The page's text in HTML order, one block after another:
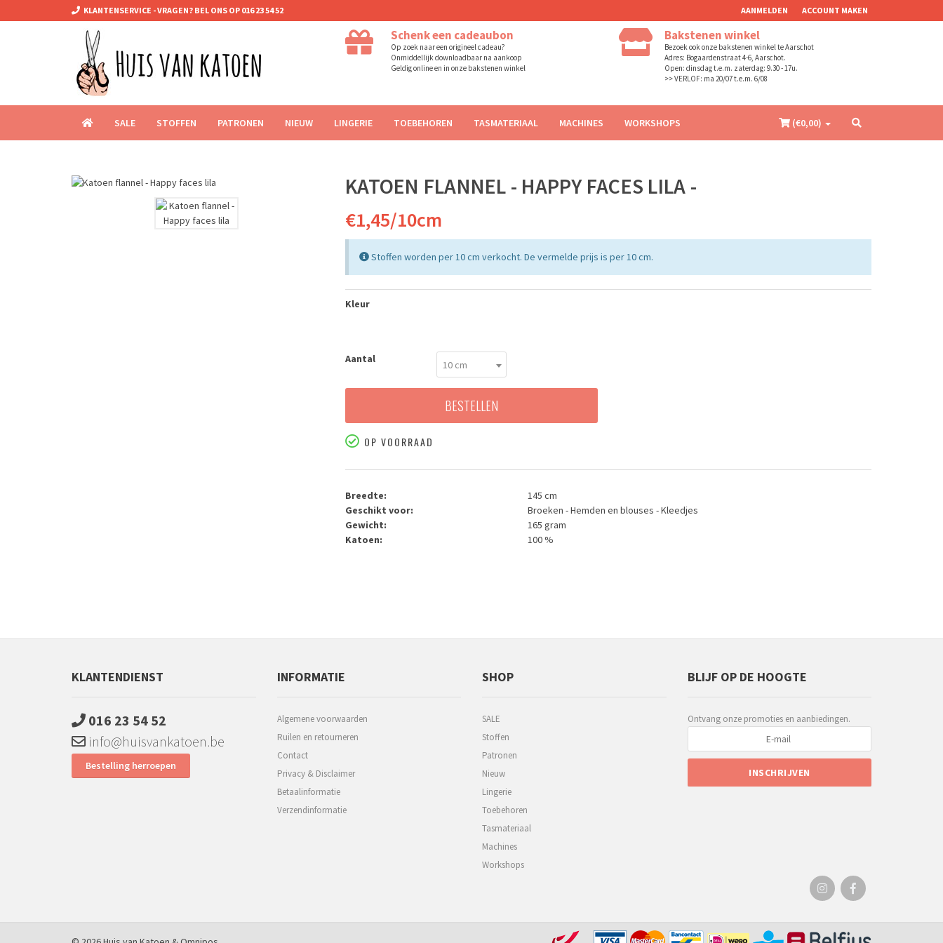
KLANTENSERVICE - VRAGEN? BEL ONS OP 016 23 54 52 AANMELDEN ACCOUNT MAKEN
Schenk een cadeaubon
Op zoek naar een origineel cadeau?
Onmiddellijk downloadbaar na aankoop
Geldig online en in onze bakstenen winkel
Bakstenen winkel
Bezoek ook onze bakstenen winkel te Aarschot
Adres: Bogaardenstraat 4-6, Aarschot.
Open: dinsdag t.e.m. zaterdag: 9.30 - 17u.
>> VERLOF: ma 20/07 t.e.m. 6/08
SALE STOFFEN PATRONEN NIEUW LINGERIE TOEBEHOREN TASMATERIAAL MACHINES WORKSHOPS (€0,00)
KATOEN FLANNEL - HAPPY FACES LILA -
€1,45/10cm
Stoffen worden per 10 cm verkocht. De vermelde prijs is per 10 cm.
Kleur
Aantal 10 cm
BESTELLEN
OP VOORRAAD
Breedte:
145 cm
Geschikt voor:
Broeken - Hemden en blouses - Kleedjes
Gewicht:
165 gram
Katoen:
100 %
KLANTENDIENST
016 23 54 52
info@huisvankatoen.be
Bestelling herroepen
INFORMATIE
Algemene voorwaarden
Ruilen en retourneren
Contact
Privacy & Disclaimer
Betaalinformatie
Verzendinformatie
SHOP
SALE
Stoffen
Patronen
Nieuw
Lingerie
Toebehoren
Tasmateriaal
Machines
Workshops
BLIJF OP DE HOOGTE
Ontvang onze promoties en aanbiedingen.